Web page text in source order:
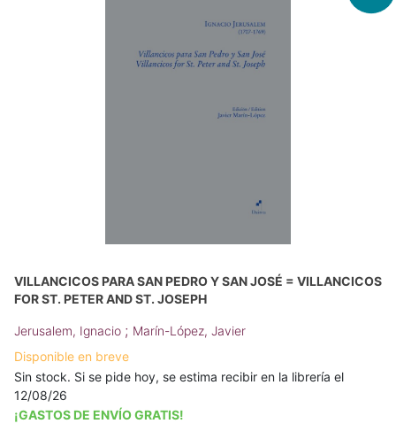
VILLANCICOS PARA SAN PEDRO Y SAN JOSÉ = VILLANCICOS
FOR ST. PETER AND ST. JOSEPH
Jerusalem, Ignacio ; Marín-López, Javier
Disponible en breve
Sin stock. Si se pide hoy, se estima recibir en la librería el
12/08/26
¡GASTOS DE ENVÍO GRATIS!